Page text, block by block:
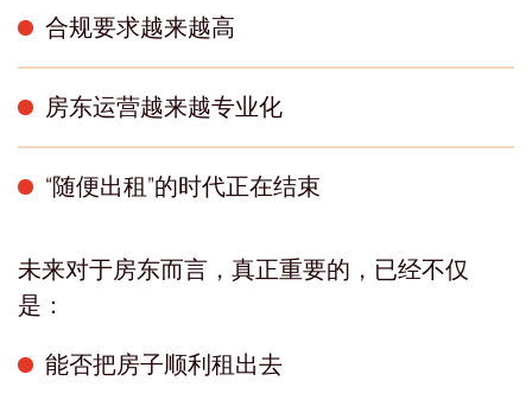
合规要求越来越高
房东运营越来越专业化
“随便出租”的时代正在结束
未来对于房东而言，真正重要的，已经不仅
是：
能否把房子顺利租出去